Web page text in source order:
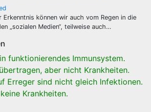
Erkenntnis können wir auch vom Regen in die
„sozialen Medien“, teilweise auch…
funktionierendes Immunsystem.
aber nicht Krankheiten.
Erreger sind nicht gleich Infektionen.
Krankheiten.